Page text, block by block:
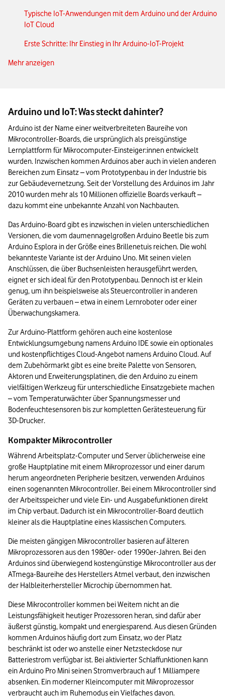
Typische IoT-Anwendungen mit dem Arduino und der Arduino
IoT Cloud
Erste Schritte: Ihr Einstieg in Ihr Arduino-IoT-Projekt
Arduino oder Raspberry Pi: Wer kann IoT besser?
Mehr anzeigen
Arduino und IoT: Was steckt dahinter?
Arduino ist der Name einer weitverbreiteten Baureihe von
Mikrocontroller-Boards, die ursprünglich als preisgünstige
Lernplattform für Mikrocomputer-Einsteiger:innen entwickelt
wurden. Inzwischen kommen Arduinos aber auch in vielen anderen
Bereichen zum Einsatz – vom Prototypenbau in der Industrie bis
zur Gebäudevernetzung. Seit der Vorstellung des Arduinos im Jahr
2010 wurden mehr als 10 Millionen offizielle Boards verkauft –
dazu kommt eine unbekannte Anzahl von Nachbauten.
Das Arduino-Board gibt es inzwischen in vielen unterschiedlichen
Versionen, die vom daumennagelgroßen Arduino Beetle bis zum
Arduino Esplora in der Größe eines Brillenetuis reichen. Die wohl
bekannteste Variante ist der Arduino Uno. Mit seinen vielen
Anschlüssen, die über Buchsenleisten herausgeführt werden,
eignet er sich ideal für den Prototypenbau. Dennoch ist er klein
genug, um ihn beispielsweise als Steuercontroller in anderen
Geräten zu verbauen – etwa in einem Lernroboter oder einer
Überwachungskamera.
Zur Arduino-Plattform gehören auch eine kostenlose
Entwicklungsumgebung namens Arduino IDE sowie ein optionales
und kostenpflichtiges Cloud-Angebot namens Arduino Cloud. Auf
dem Zubehörmarkt gibt es eine breite Palette von Sensoren,
Aktoren und Erweiterungsplatinen, die den Arduino zu einem
vielfältigen Werkzeug für unterschiedliche Einsatzgebiete machen
– vom Temperaturwächter über Spannungsmesser und
Bodenfeuchtesensoren bis zur kompletten Gerätesteuerung für
3D-Drucker.
Kompakter Mikrocontroller
Während Arbeitsplatz-Computer und Server üblicherweise eine
große Hauptplatine mit einem Mikroprozessor und einer darum
herum angeordneten Peripherie besitzen, verwenden Arduinos
einen sogenannten Mikrocontroller. Bei einem Mikrocontroller sind
der Arbeitsspeicher und viele Ein- und Ausgabefunktionen direkt
im Chip verbaut. Dadurch ist ein Mikrocontroller-Board deutlich
kleiner als die Hauptplatine eines klassischen Computers.
Die meisten gängigen Mikrocontroller basieren auf älteren
Mikroprozessoren aus den 1980er- oder 1990er-Jahren. Bei den
Arduinos sind überwiegend kostengünstige Mikrocontroller aus der
ATmega-Baureihe des Herstellers Atmel verbaut, den inzwischen
der Halbleiterhersteller Microchip übernommen hat.
Diese Mikrocontroller kommen bei Weitem nicht an die
Leistungsfähigkeit heutiger Prozessoren heran, sind dafür aber
äußerst günstig, kompakt und energiesparend. Aus diesen Gründen
kommen Arduinos häufig dort zum Einsatz, wo der Platz
beschränkt ist oder wo anstelle einer Netzsteckdose nur
Batteriestrom verfügbar ist. Bei aktivierter Schlaffunktionen kann
ein Arduino Pro Mini seinen Stromverbrauch auf 1 Milliampere
absenken. Ein moderner Kleincomputer mit Mikroprozessor
verbraucht auch im Ruhemodus ein Vielfaches davon.